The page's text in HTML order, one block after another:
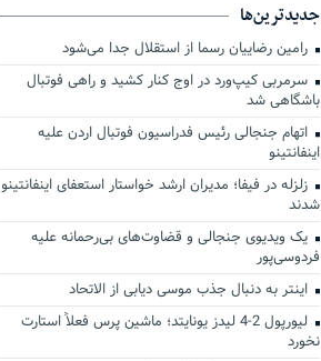
جدیدترین‌ها
رامین رضاییان رسما از استقلال جدا می‌شود
سرمربی کیپ‌ورد در اوج کنار کشید و راهی فوتبال
باشگاهی شد
اتهام جنجالی رئیس فدراسیون فوتبال اردن علیه
اینفانتینو
زلزله در فیفا؛ مدیران ارشد خواستار استعفای اینفانتینو
شدند
یک ویدیوی جنجالی و قضاوت‌های بی‌رحمانه علیه
فردوسی‌پور
اینتر به دنبال جذب موسی دیابی از الاتحاد
لیورپول 2-4 لیدز یونایتد؛ ماشین پرس فعلاً استارت
نخورد